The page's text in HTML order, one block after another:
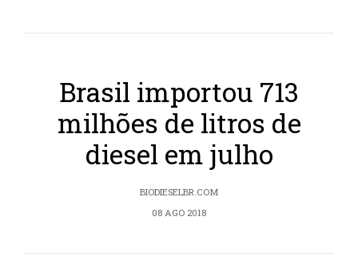
Brasil importou 713
milhões de litros de
diesel em julho
BIODIESELBR.COM
08 AGO 2018